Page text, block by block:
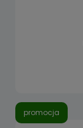
promocja